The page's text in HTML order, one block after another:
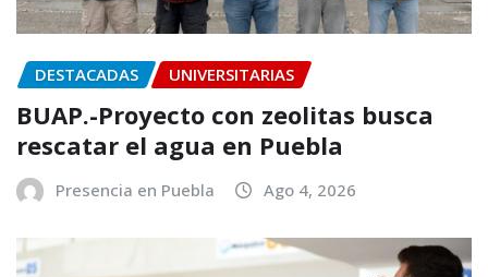
DESTACADAS UNIVERSITARIAS
BUAP.-Proyecto con zeolitas busca
rescatar el agua en Puebla
Presencia en Puebla Ago 4, 2026